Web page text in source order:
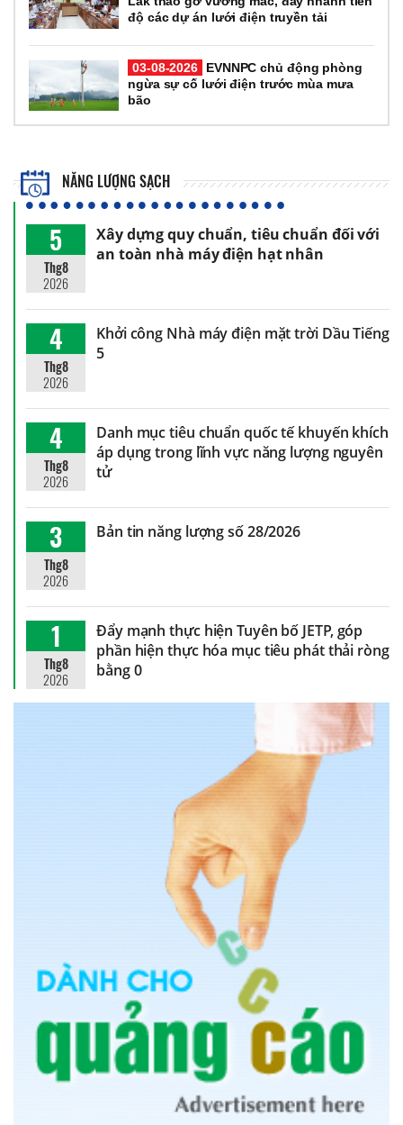
độ các dự án lưới điện truyền tải
03-08-2026
EVNNPC chủ động phòng
ngừa sự cố lưới điện trước mùa mưa
bão
NĂNG LƯỢNG SẠCH
5
Thg8
2026
Xây dựng quy chuẩn, tiêu chuẩn đối với
an toàn nhà máy điện hạt nhân
4
Thg8
2026
Khởi công Nhà máy điện mặt trời Dầu Tiếng
5
4
Thg8
2026
Danh mục tiêu chuẩn quốc tế khuyến khích
áp dụng trong lĩnh vực năng lượng nguyên
tử
3
Thg8
2026
Bản tin năng lượng số 28/2026
1
Thg8
2026
Đẩy mạnh thực hiện Tuyên bố JETP, góp
phần hiện thực hóa mục tiêu phát thải ròng
bằng 0